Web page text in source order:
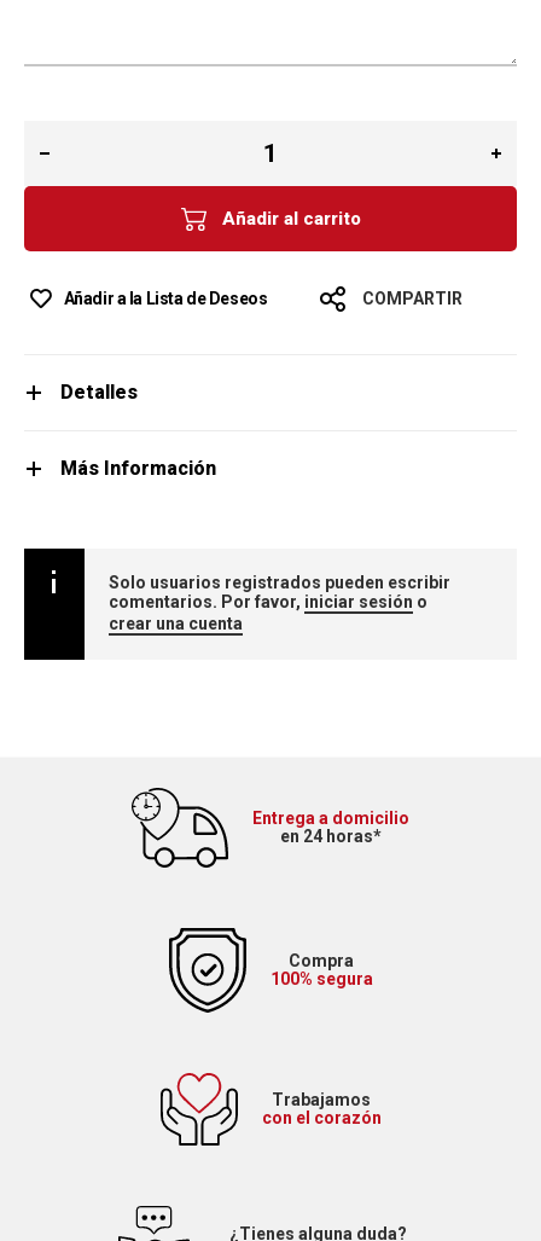
Añadir al carrito
Añadir a la Lista de Deseos COMPARTIR
Detalles
Más Información
Solo usuarios registrados pueden escribir
comentarios. Por favor, iniciar sesión o
crear una cuenta
Entrega a domicilio
en 24 horas*
Compra
100% segura
Trabajamos
con el corazón
¿Tienes alguna duda?